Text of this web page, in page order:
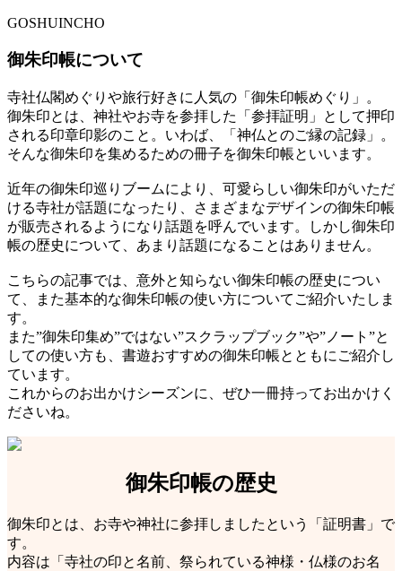
GOSHUINCHO
御朱印帳について
寺社仏閣めぐりや旅行好きに人気の「御朱印帳めぐり」。
御朱印とは、神社やお寺を参拝した「参拝証明」として押印
される印章印影のこと。いわば、「神仏とのご縁の記録」。
そんな御朱印を集めるための冊子を御朱印帳といいます。
近年の御朱印巡りブームにより、可愛らしい御朱印がいただ
ける寺社が話題になったり、さまざまなデザインの御朱印帳
が販売されるようになり話題を呼んでいます。しかし御朱印
帳の歴史について、あまり話題になることはありません。
こちらの記事では、意外と知らない御朱印帳の歴史につい
て、また基本的な御朱印帳の使い方についてご紹介いたしま
す。
また”御朱印集め”ではない”スクラップブック”や”ノート”と
しての使い方も、書遊おすすめの御朱印帳とともにご紹介し
ています。
これからのお出かけシーズンに、ぜひ一冊持ってお出かけく
ださいね。
御朱印帳の歴史
御朱印とは、お寺や神社に参拝しましたという「証明書」で
す。
内容は「寺社の印と名前、祭られている神様・仏様のお名